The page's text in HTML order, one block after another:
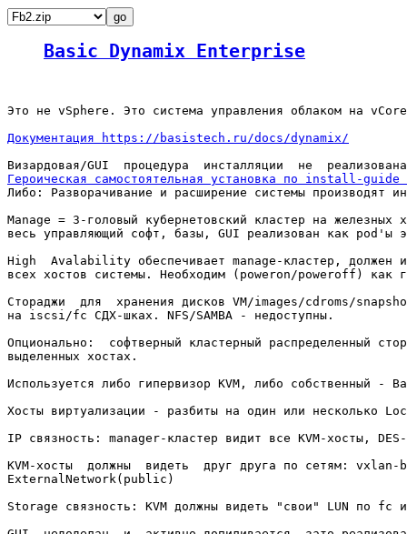
Basic Dynamix Enterprise
Это не vSphere. Это система управления облаком на
Документация https://basistech.ru/docs/dynamix/
Героическая самостоятельная установка по install-guide
Либо: Разворачивание и расширение системы
Manage = 3-головый кубернетовский кластер на железных
весь управляющий софт, базы, GUI реализован как pod'ы
High  Avalability обеспечивает manage-кластер, должен
всех хостов системы. Необходим (poweron/poweroff)
Стораджи  для  хранения дисков VM/images/cdroms/
на iscsi/fc СДХ-шках. NFS/SAMBA - недоступны.
Опционально:  софтверный кластерный распределенный
выделенных хостах.
Используется либо гипервизор KVM, либо собственный -
Хосты виртуализации - разбиты на один или несколько
IP связность: manager-кластер видит все KVM-хосты,
KVM-хосты  должны  видеть  друг друга по сетям:
ExternalNetwork(public)
Storage связность: KVM должны видеть "свои" LUN по fc